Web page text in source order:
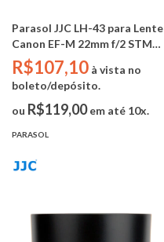
Parasol JJC LH-43 para Lente
Canon EF-M 22mm f/2 STM
(Substitui Canon EW-43)
R$107,10 à vista no
boleto/depósito.
ou R$119,00em até 10x.
PARASOL